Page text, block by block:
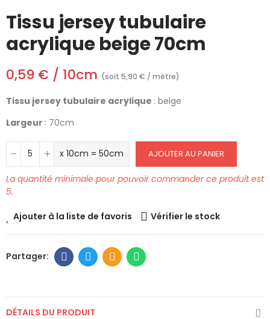
Tissu jersey tubulaire
acrylique beige 70cm
0,59 € / 10cm (soit 5,90 € / mètre)
Tissu jersey tubulaire acrylique : beige
Largeur : 70cm
x 10cm = 50cm AJOUTER AU PANIER
La quantité minimale pour pouvoir commander ce produit est
5.
Ajouter à la liste de favoris Vérifier le stock
DÉTAILS DU PRODUIT